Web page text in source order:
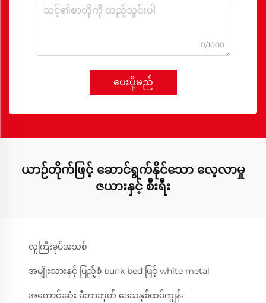
0/1000
ပေးပို့မည်
ယာဉ်တိုက်ဖြင့် ဆောင်ရွက်နိုင်သော လေ့လာမှု
ဇယားနှင့် စီးရီး
လူကြီးခုပ်အသစ်
အမျိုးသားနှင့် ပြည့်စုံ bunk bed ဖြင့် white metal
အကောင်းဆုံး မီတာဘုတ် ဒေသနှစ်ထပ်ကျွန်း